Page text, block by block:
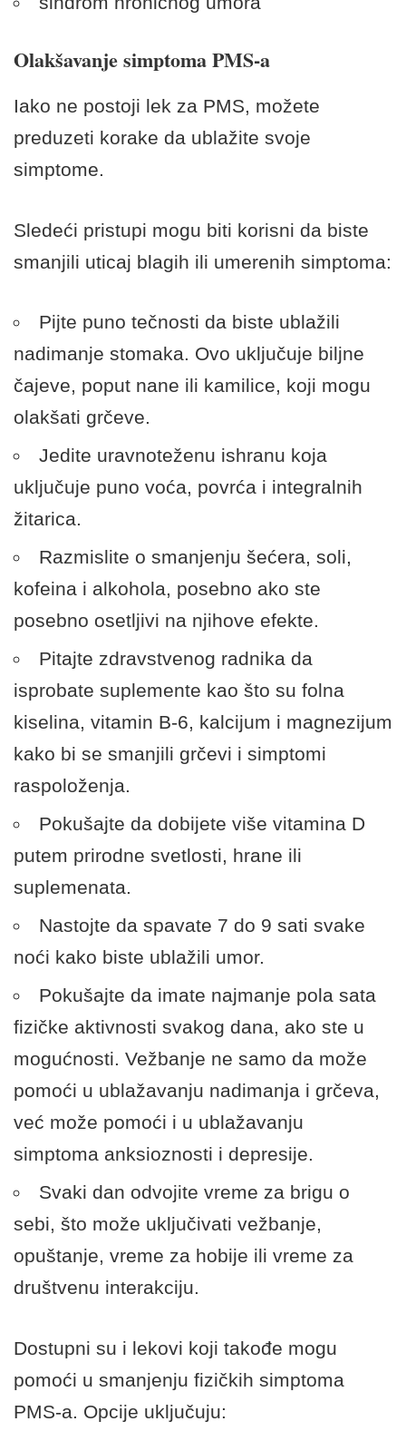
Olakšavanje simptoma PMS-a
Iako ne postoji lek za PMS, možete
preduzeti korake da ublažite svoje
simptome.
Sledeći pristupi mogu biti korisni da biste
smanjili uticaj blagih ili umerenih simptoma:
Pijte puno tečnosti da biste ublažili
nadimanje stomaka. Ovo uključuje biljne
čajeve, poput nane ili kamilice, koji mogu
olakšati grčeve.
Jedite uravnoteženu ishranu koja
uključuje puno voća, povrća i integralnih
žitarica.
Razmislite o smanjenju šećera, soli,
kofeina i alkohola, posebno ako ste
posebno osetljivi na njihove efekte.
Pitajte zdravstvenog radnika da
isprobate suplemente kao što su folna
kiselina, vitamin B-6, kalcijum i magnezijum
kako bi se smanjili grčevi i simptomi
raspoloženja.
Pokušajte da dobijete više vitamina D
putem prirodne svetlosti, hrane ili
suplemenata.
Nastojte da spavate 7 do 9 sati svake
noći kako biste ublažili umor.
Pokušajte da imate najmanje pola sata
fizičke aktivnosti svakog dana, ako ste u
mogućnosti. Vežbanje ne samo da može
pomoći u ublažavanju nadimanja i grčeva,
već može pomoći i u ublažavanju
simptoma anksioznosti i depresije.
Svaki dan odvojite vreme za brigu o
sebi, što može uključivati vežbanje,
opuštanje, vreme za hobije ili vreme za
društvenu interakciju.
Dostupni su i lekovi koji takođe mogu
pomoći u smanjenju fizičkih simptoma
PMS-a. Opcije uključuju: